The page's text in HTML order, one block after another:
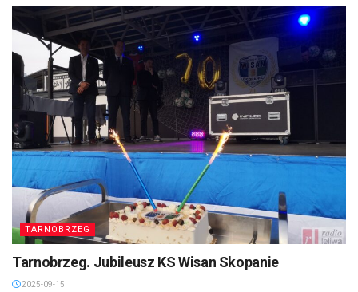
TARNOBRZEG
Tarnobrzeg. Jubileusz KS Wisan Skopanie
2025-09-15